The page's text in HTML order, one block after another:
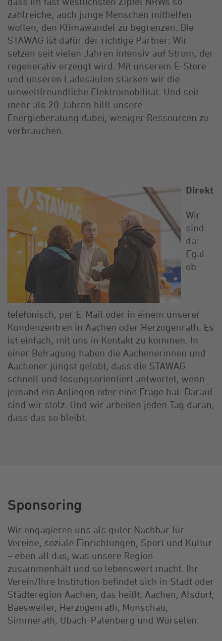
zahlreiche, auch junge Menschen mithelfen
wollen, den Klimawandel zu begrenzen. Die
STAWAG ist dafür der richtige Partner: Wir
setzen seit vielen Jahren intensiv auf Strom, der
regenerativ erzeugt wird. Mit unserem E-Store
und unseren Ladesäulen stärken wir die
umweltfreundliche Elektromobilität. Und seit
mehr als 20 Jahren hilft unsere
Energieberatung dabei, weniger Ressourcen zu
verbrauchen.
Direkt
Wir
sind
da:
Egal
ob
telefonisch, per E-Mail oder in einem unserer
Kundenzentren in Aachen oder Herzogenrath. Es
ist einfach, mit uns in Kontakt zu kommen. In
einer Befragung haben die Aachenerinnen und
Aachener jüngst gelobt, dass die STAWAG
schnell und lösungsorientiert antwortet, wenn
jemand ein Anliegen oder eine Frage hat. Darauf
sind wir stolz. Und wir arbeiten jeden Tag daran,
dass das so bleibt.
Sponsoring
Wir engagieren uns als guter Nachbar für
Vereine, soziale Einrichtungen, Sport und Kultur
– eben all das, was unsere Region
zusammenhält und so lebenswert macht. Ihr
Verein/Ihre Institution befindet sich in Stadt oder
Städteregion Aachen, das heißt: Aachen, Alsdorf,
Baesweiler, Herzogenrath, Monschau,
Simmerath, Übach-Palenberg und Würselen.